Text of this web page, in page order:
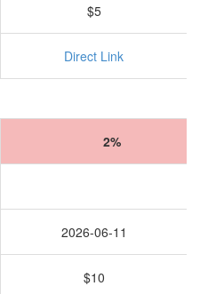
$5
Direct Link
2%
2026-06-11
$10